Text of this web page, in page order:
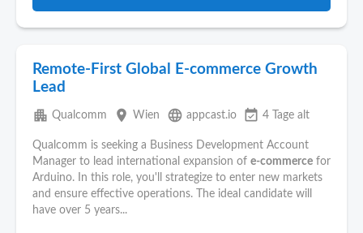
Remote-First Global E‑commerce Growth
Lead
apartment Qualcomm place Wien language appcast.io event_available 4 Tage alt
Qualcomm is seeking a Business Development Account
Manager to lead international expansion of e-commerce for
Arduino. In this role, you'll strategize to enter new markets
and ensure effective operations. The ideal candidate will
have over 5 years...